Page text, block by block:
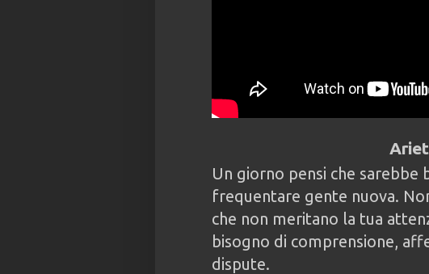
Un giorno pensi che sarebbe
frequentare gente nuova.
che non meritano la tua
bisogno di comprensione,
dispute.